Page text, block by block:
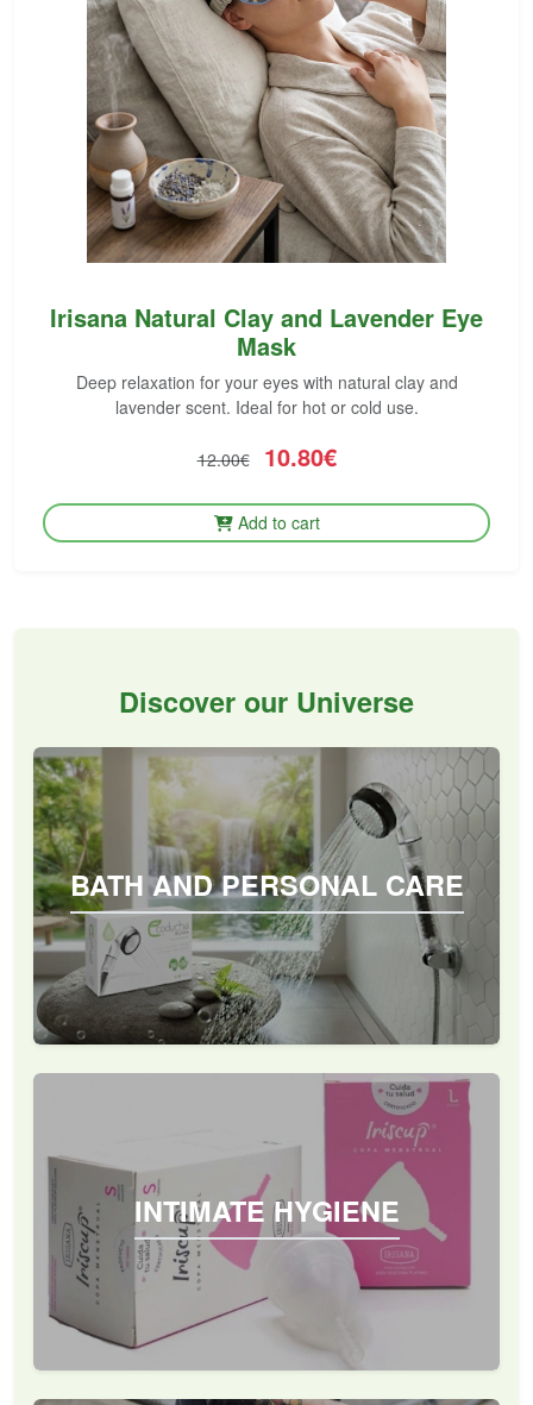
Irisana Natural Clay and Lavender Eye
Mask
Deep relaxation for your eyes with natural clay and
lavender scent. Ideal for hot or cold use.
12.00€ 10.80€
Add to cart
Discover our Universe
BATH AND PERSONAL CARE
INTIMATE HYGIENE